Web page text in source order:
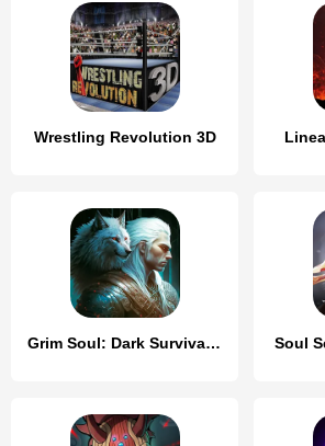
Wrestling Revolution 3D
Grim Soul: Dark Survival RPG Soul